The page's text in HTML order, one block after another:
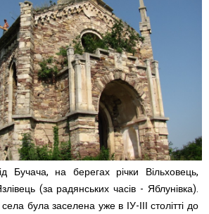
Бучача, на берегах річки Вільховець,
(за радянських часів - Яблунівка).
була заселена уже в ІУ-ІІІ столітті до